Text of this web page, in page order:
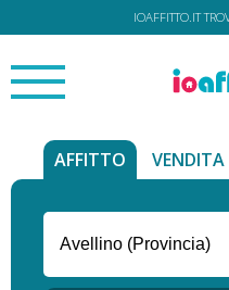
IOAFFITTO.IT
AFFITTO VENDITA